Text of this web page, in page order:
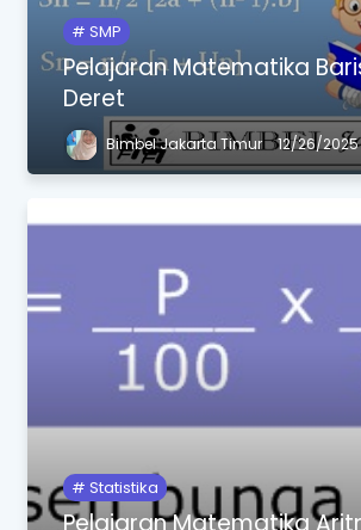
SMP
Pelajaran Matematika
Deret
Bimbel Jakarta Timur 12/26/2025
Statistika
Pelajaran Matematika